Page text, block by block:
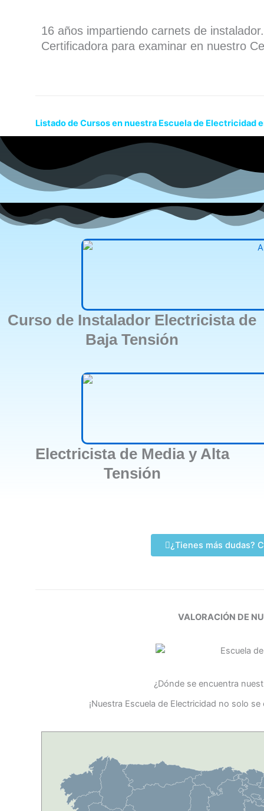
16 años impartiendo carnets de
Certificadora para examinar en nuestro
Listado de Cursos en nuestra Escuela de Electricidad
Curso de Instalador Electricista de
Baja Tensión
Electricista de Media y Alta
Tensión
¿Tienes más dudas?
VALORACIÓN DE
¿Dónde se encuentra
¡Nuestra Escuela de Electricidad no solo